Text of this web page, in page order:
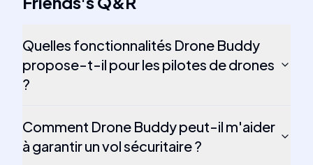
Quelles fonctionnalités Drone Buddy
propose-t-il pour les pilotes de drones
?
Comment Drone Buddy peut-il m'aider
à garantir un vol sécuritaire ?